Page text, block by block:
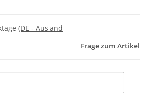
(DE - Ausland
Frage zum Artikel